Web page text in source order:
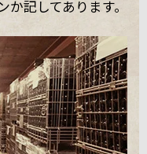
記してあります。